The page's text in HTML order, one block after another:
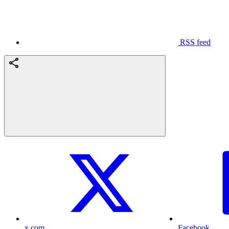
RSS feed